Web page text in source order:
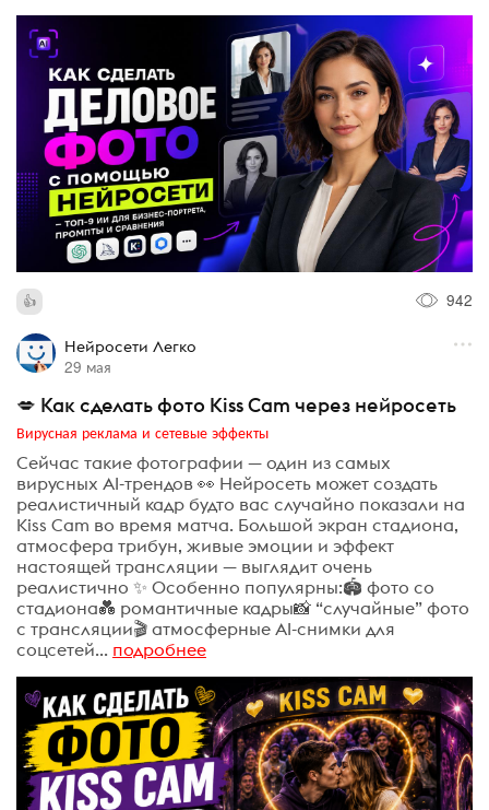
942
Нейросети Легко
29 мая
💋 Как сделать фото Kiss Cam через нейросеть
Вирусная реклама и сетевые эффекты
Сейчас такие фотографии — один из самых
вирусных AI-трендов 👀 Нейросеть может создать
реалистичный кадр будто вас случайно показали на
Kiss Cam во время матча. Большой экран стадиона,
атмосфера трибун, живые эмоции и эффект
настоящей трансляции — выглядит очень
реалистично ✨ Особенно популярны:🏟️ фото со
стадиона💑 романтичные кадры📸 “случайные” фото
с трансляции🎬 атмосферные AI-снимки для
соцсетей... подробнее